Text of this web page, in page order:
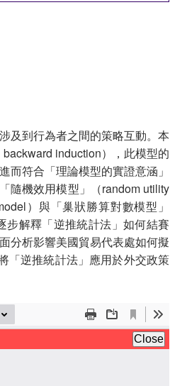
及到行為者之間的策略互動。本
induction），此模型的
符合「理論模型的實證意涵」
隨機效用模型」（random utility
）與「巢狀勝算對數模型」
步解釋「逆推統計法」如何結賽
分析影響美國貿易代表處如何擬
「逆推統計法」應用於外交政策